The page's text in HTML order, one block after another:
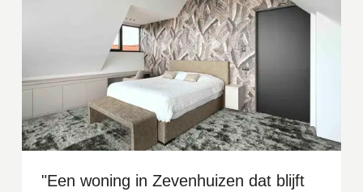
"Een woning in Zevenhuizen dat blijft